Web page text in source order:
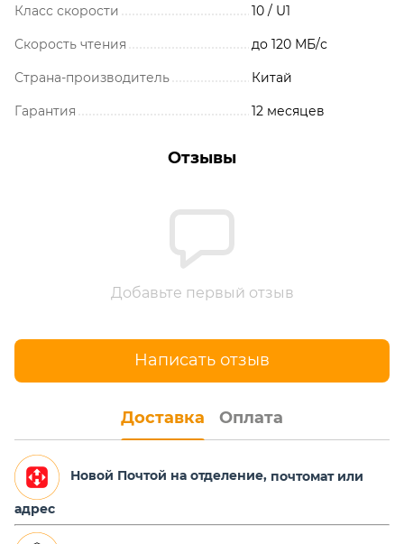
Класс скорости 10 / U1
Скорость чтения до 120 МБ/с
Страна-производитель Китай
Гарантия 12 месяцев
Отзывы
Добавьте первый отзыв
Написать отзыв
Доставка Оплата
Новой Почтой на отделение, почтомат или
адрес